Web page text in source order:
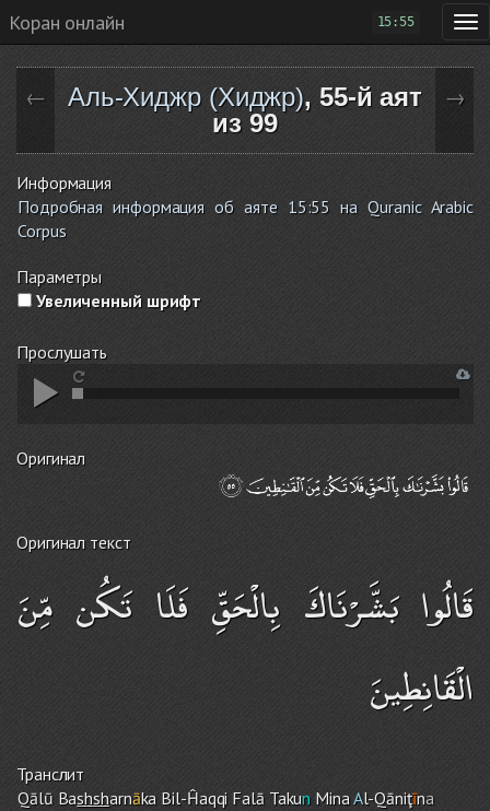
Коран онлайн 15:55
← Аль-Хиджр (Хиджр), 55-й аят
из 99
→
Информация
Подробная информация об аяте 15:55 на Quranic Arabic
Corpus
Параметры
Увеличенный шрифт
Прослушать
Оригинал
Оригинал текст
قَالُوا بَشَّرْنَاكَ بِالْحَقِّ فَلَا تَكُن مِّنَ
الْقَانِطِينَ
Транслит
Qālū Bashsharnāka Bil-Ĥaqqi Falā Takun MinaAl-Qāniţīna